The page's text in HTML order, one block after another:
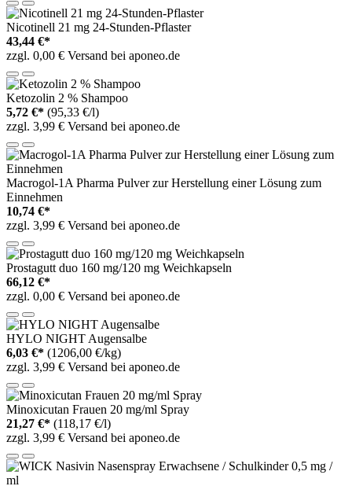
Nicotinell 21 mg 24-Stunden-Pflaster
43,44 €*
zzgl. 0,00 € Versand bei aponeo.de
Ketozolin 2 % Shampoo
5,72 €* (95,33 €/l)
zzgl. 3,99 € Versand bei aponeo.de
Macrogol-1A Pharma Pulver zur Herstellung einer Lösung zum
Einnehmen
10,74 €*
zzgl. 3,99 € Versand bei aponeo.de
Prostagutt duo 160 mg/120 mg Weichkapseln
66,12 €*
zzgl. 0,00 € Versand bei aponeo.de
HYLO NIGHT Augensalbe
6,03 €* (1206,00 €/kg)
zzgl. 3,99 € Versand bei aponeo.de
Minoxicutan Frauen 20 mg/ml Spray
21,27 €* (118,17 €/l)
zzgl. 3,99 € Versand bei aponeo.de